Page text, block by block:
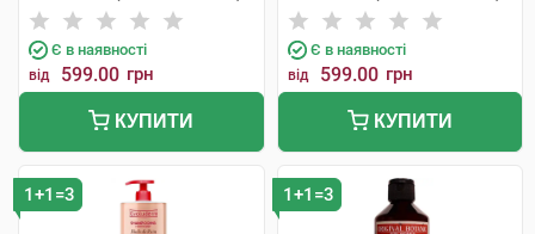
Є в наявності
від 599.00 грн
КУПИТИ
флакон
Є в наявності
від 599.00 грн
КУПИТИ
1+1=3 1+1=3